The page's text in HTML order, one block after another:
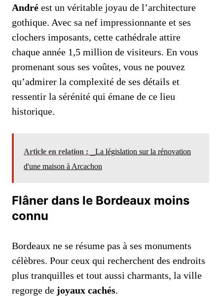
André est un véritable joyau de l’architecture
gothique. Avec sa nef impressionnante et ses
clochers imposants, cette cathédrale attire
chaque année 1,5 million de visiteurs. En vous
promenant sous ses voûtes, vous ne pouvez
qu’admirer la complexité de ses détails et
ressentir la sérénité qui émane de ce lieu
historique.
Article en relation :
La législation sur la rénovation
d'une maison à Arcachon
Flâner dans le Bordeaux moins
connu
Bordeaux ne se résume pas à ses monuments
célèbres. Pour ceux qui recherchent des endroits
plus tranquilles et tout aussi charmants, la ville
regorge de joyaux cachés.